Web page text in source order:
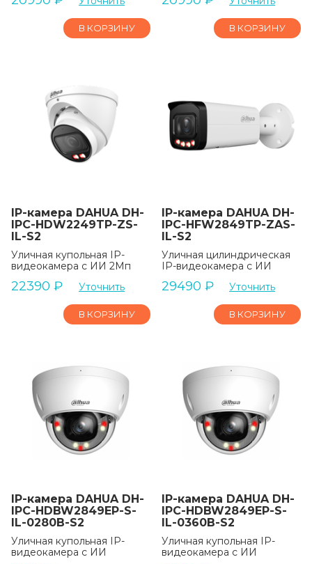
В КОРЗИНУ В КОРЗИНУ
IP-камера DAHUA DH-
IPC-HDW2249TP-ZS-
IL-S2
Уличная купольная IP-
видеокамера с ИИ 2Мп
22390 ₽ Уточнить
В КОРЗИНУ
IP-камера DAHUA DH-
IPC-HFW2849TP-ZAS-
IL-S2
Уличная цилиндрическая
IP-видеокамера с ИИ
29490 ₽ Уточнить
В КОРЗИНУ
IP-камера DAHUA DH-
IPC-HDBW2849EP-S-
IL-0280B-S2
Уличная купольная IP-
видеокамера с ИИ
IP-камера DAHUA DH-
IPC-HDBW2849EP-S-
IL-0360B-S2
Уличная купольная IP-
видеокамера с ИИ